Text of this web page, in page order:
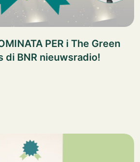
PER i The Green
di BNR nieuwsradio!